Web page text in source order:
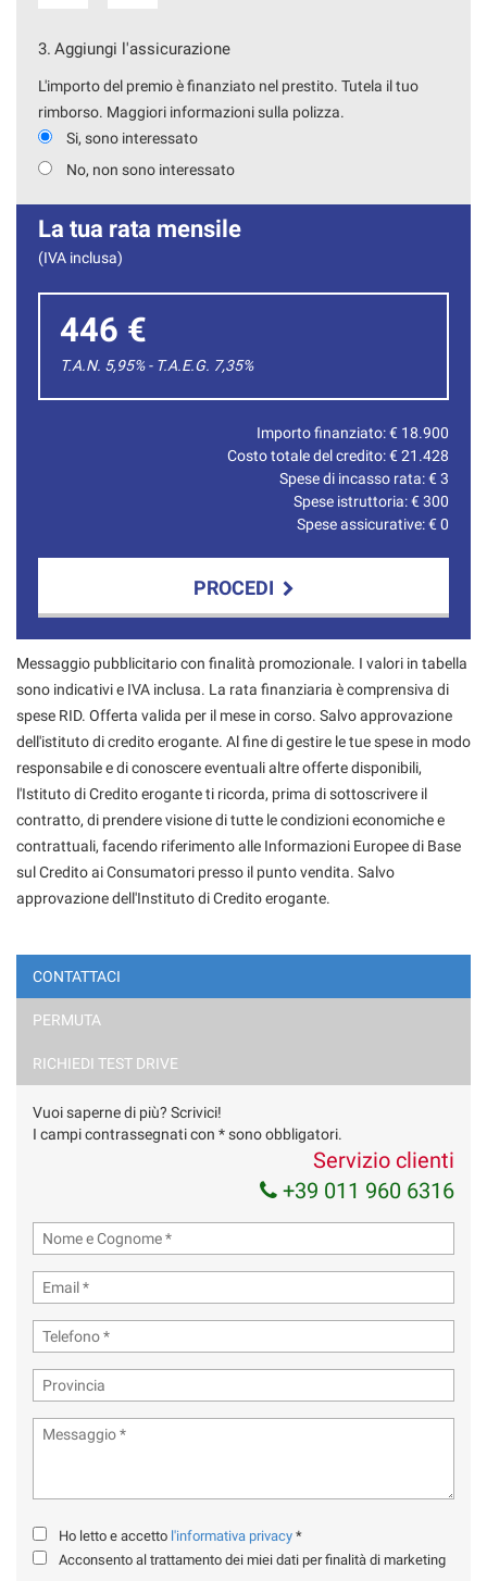
3. Aggiungi l'assicurazione
L'importo del premio è finanziato nel prestito. Tutela il tuo
rimborso. Maggiori informazioni sulla polizza.
Si, sono interessato
No, non sono interessato
La tua rata mensile
(IVA inclusa)
446 €
T.A.N. 5,95% - T.A.E.G. 7,35%
Importo finanziato: € 18.900
Costo totale del credito: €21.428
Spese di incasso rata: €3
Spese istruttoria: €300
Spese assicurative: €0
PROCEDI
Contattaci
Ho letto e accetto
marketing
Invia la tua richiesta
Messaggio pubblicitario con finalità promozionale. I valori in tabella
sono indicativi e IVA inclusa. La rata finanziaria è comprensiva di
spese RID. Offerta valida per il mese in corso. Salvo approvazione
dell'istituto di credito erogante. Al fine di gestire le tue spese in modo
responsabile e di conoscere eventuali altre offerte disponibili,
l'Istituto di Credito erogante ti ricorda, prima di sottoscrivere il
contratto, di prendere visione di tutte le condizioni economiche e
contrattuali, facendo riferimento alle Informazioni Europee di Base
sul Credito ai Consumatori presso il punto vendita. Salvo
approvazione dell'Instituto di Credito erogante.
CONTATTACI
PERMUTA
RICHIEDI TEST DRIVE
Vuoi saperne di più? Scrivici!
I campi contrassegnati con * sono obbligatori.
Servizio clienti
+39 011 960 6316
Ho letto e accetto l'informativa privacy *
Acconsento al trattamento dei miei dati per finalità di marketing